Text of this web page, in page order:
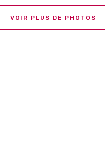
VOIR PLUS DE PHOTOS